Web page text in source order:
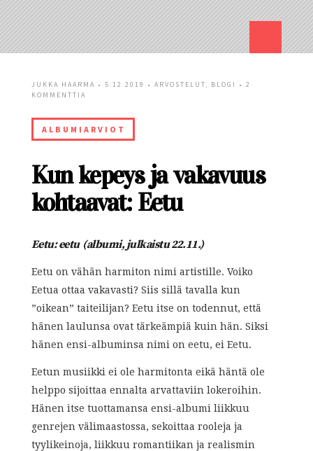
JUKKA HAARMA • 5.12.2019 • ARVOSTELUT, BLOGI • 2
KOMMENTTIA
ALBUMIARVIOT
Kun kepeys ja vakavuus
kohtaavat: Eetu
Eetu: eetu (albumi, julkaistu 22.11.)
Eetu on vähän harmiton nimi artistille. Voiko
Eetua ottaa vakavasti? Siis sillä tavalla kun
”oikean” taiteilijan? Eetu itse on todennut, että
hänen laulunsa ovat tärkeämpiä kuin hän. Siksi
hänen ensi-albuminsa nimi on eetu, ei Eetu.
Eetun musiikki ei ole harmitonta eikä häntä ole
helppo sijoittaa ennalta arvattaviin lokeroihin.
Hänen itse tuottamansa ensi-albumi liikkuu
genrejen välimaastossa, sekoittaa rooleja ja
tyylikeinoja, liikkuu romantiikan ja realismin